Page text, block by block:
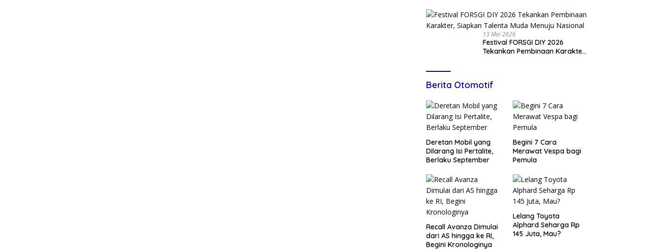
13 Mei 2026
Festival FORSGI DIY 2026
Tekankan Pembinaan Karakter,
Berita Otomotif
Deretan Mobil yang
Dilarang Isi Pertalite,
Berlaku September
Begini 7 Cara
Merawat Vespa bagi
Pemula
Recall Avanza Dimulai
dari AS hingga ke RI,
Begini Kronologinya
Lelang Toyota
Alphard Seharga Rp
145 Juta, Mau?